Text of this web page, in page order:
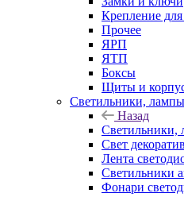
Крепление
Прочее
ЯРП
ЯТП
Боксы
Щиты и
Светильники,
Назад
Светильники,
Свет
Лента
Светильники
Фонари